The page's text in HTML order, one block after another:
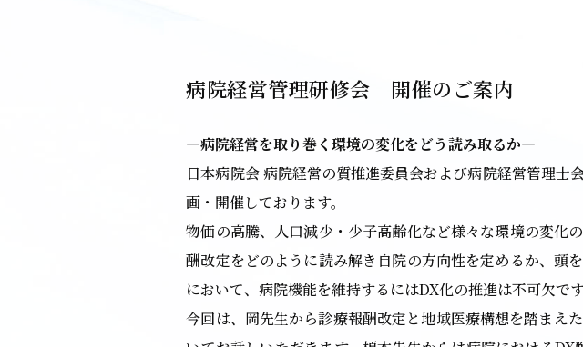
病院経営管理研修会 開催のご案内
―病院経営を取り巻く環境の変化をどう読み取るか―
日本病院会 病院経営の質推進委員会および病院経営管理
画・開催しております。
物価の高騰、人口減少・少子高齢化など様々な環境の変化
酬改定をどのように読み解き自院の方向性を定めるか、頭
において、病院機能を維持するにはDX化の推進は不可欠です
今回は、岡先生から診療報酬改定と地域医療構想を踏まえ